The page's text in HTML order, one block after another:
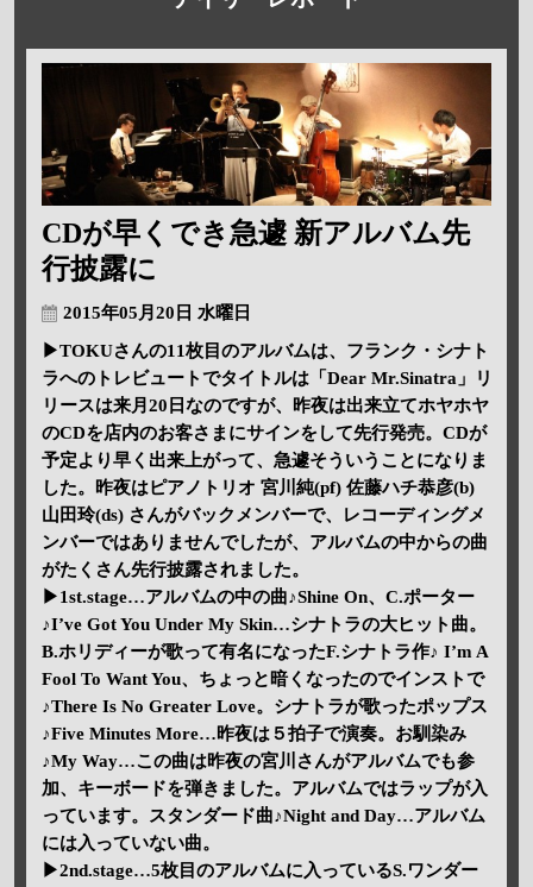
CDが早くでき急遽 新アルバム先
行披露に
2015年05月20日 水曜日
▶TOKUさんの11枚目のアルバムは、フランク・シナト
ラへのトレビュートでタイトルは「Dear Mr.Sinatra」リ
リースは来月20日なのですが、昨夜は出来立てホヤホヤ
のCDを店内のお客さまにサインをして先行発売。CDが
予定より早く出来上がって、急遽そういうことになりま
した。昨夜はピアノトリオ 宮川純(pf) 佐藤ハチ恭彦(b)
山田玲(ds) さんがバックメンバーで、レコーディングメ
ンバーではありませんでしたが、アルバムの中からの曲
がたくさん先行披露されました。
▶1st.stage…アルバムの中の曲♪Shine On、C.ポーター
♪I’ve Got You Under My Skin…シナトラの大ヒット曲。
B.ホリディーが歌って有名になったF.シナトラ作♪ I’m A
Fool To Want You、ちょっと暗くなったのでインストで
♪There Is No Greater Love。シナトラが歌ったポップス
♪Five Minutes More…昨夜は５拍子で演奏。お馴染み
♪My Way…この曲は昨夜の宮川さんがアルバムでも参
加、キーボードを弾きました。アルバムではラップが入
っています。スタンダード曲♪Night and Day…アルバム
には入っていない曲。
▶2nd.stage…5枚目のアルバムに入っているS.ワンダー